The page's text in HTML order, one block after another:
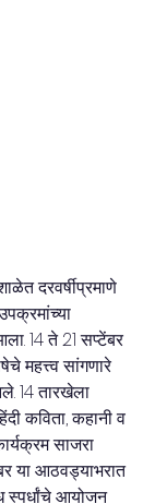
14 ते 21 सप्टेंबर
महत्त्व सांगणारे
14 तारखेला
कविता, कहानी व
साजरा
या आठवड्याभरात
स्पर्धांचे आयोजन